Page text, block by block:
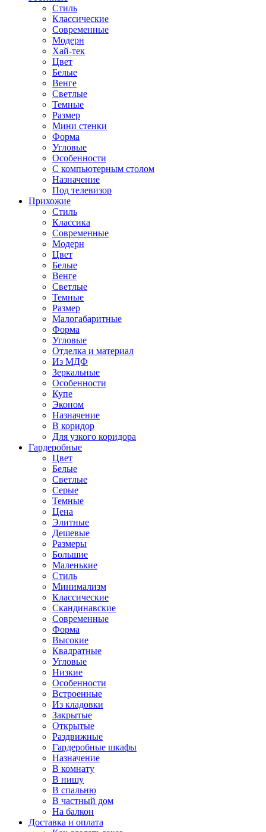
Стиль
Классические
Современные
Модерн
Хай-тек
Цвет
Белые
Венге
Светлые
Темные
Размер
Мини стенки
Форма
Угловые
Особенности
С компьютерным столом
Назначение
Под телевизор
Прихожие
Стиль
Классика
Современные
Модерн
Цвет
Белые
Венге
Светлые
Темные
Размер
Малогабаритные
Форма
Угловые
Отделка и материал
Из МДФ
Зеркальные
Особенности
Купе
Эконом
Назначение
В коридор
Для узкого коридора
Гардеробные
Цвет
Белые
Светлые
Серые
Темные
Цена
Элитные
Дешевые
Размеры
Большие
Маленькие
Стиль
Минимализм
Классические
Скандинавские
Современные
Форма
Высокие
Квадратные
Угловые
Низкие
Особенности
Встроенные
Из кладовки
Закрытые
Открытые
Раздвижные
Гардеробные шкафы
Назначение
В комнату
В нишу
В спальню
В частный дом
На балкон
Доставка и оплата